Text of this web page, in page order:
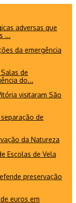
adversas que
...
da emergência
de
do...
visitaram São
de
da Natureza
Escolas de Vela
preservação
euros em